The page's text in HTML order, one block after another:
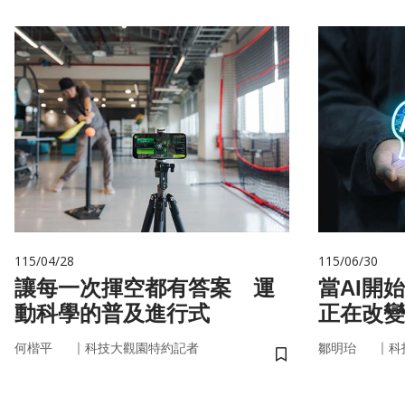
115/04/28
讓每一次揮空都有答案 運
動科學的普及進行式
何楷平 ｜ 科技大觀園特約記者
儲存書籤
115/06/30
當AI開
正在改
鄒明珆 ｜ 科